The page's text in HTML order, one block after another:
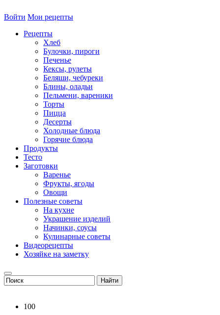
Войти Мои рецепты
Рецепты
Хлеб
Булочки, пироги
Печенье
Кексы, рулеты
Беляши, чебуреки
Блины, оладьи
Пельмени, вареники
Торты
Пицца
Десерты
Холодные блюда
Горячие блюда
Продукты
Тесто
Заготовки
Варенье
Фрукты, ягоды
Овощи
Полезные советы
На кухне
Украшение изделий
Начинки, соусы
Кулинарные советы
Видеорецепты
Хозяйке на заметку
100